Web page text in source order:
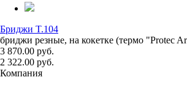
Бриджи T.104
бриджи резные, на кокетке (термо "Protec
3 870.00 руб.
2 322.00 руб.
Компания